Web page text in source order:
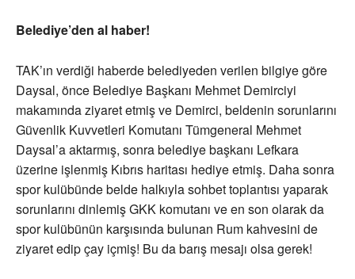
Belediye’den al haber!
TAK’ın verdiği haberde belediyeden verilen bilgiye göre
Daysal, önce Belediye Başkanı Mehmet Demirciyi
makamında ziyaret etmiş ve Demirci, beldenin sorunlarını
Güvenlik Kuvvetleri Komutanı Tümgeneral Mehmet
Daysal’a aktarmış, sonra belediye başkanı Lefkara
üzerine işlenmiş Kıbrıs haritası hediye etmiş. Daha sonra
spor kulübünde belde halkıyla sohbet toplantısı yaparak
sorunlarını dinlemiş GKK komutanı ve en son olarak da
spor kulübünün karşısında bulunan Rum kahvesini de
ziyaret edip çay içmiş! Bu da barış mesajı olsa gerek!